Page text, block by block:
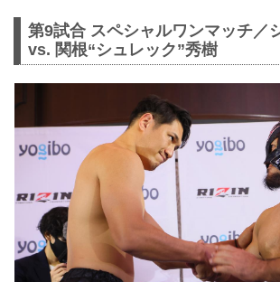
第9試合 スペシャルワンマッチ／
vs. 関根“シュレック”秀樹